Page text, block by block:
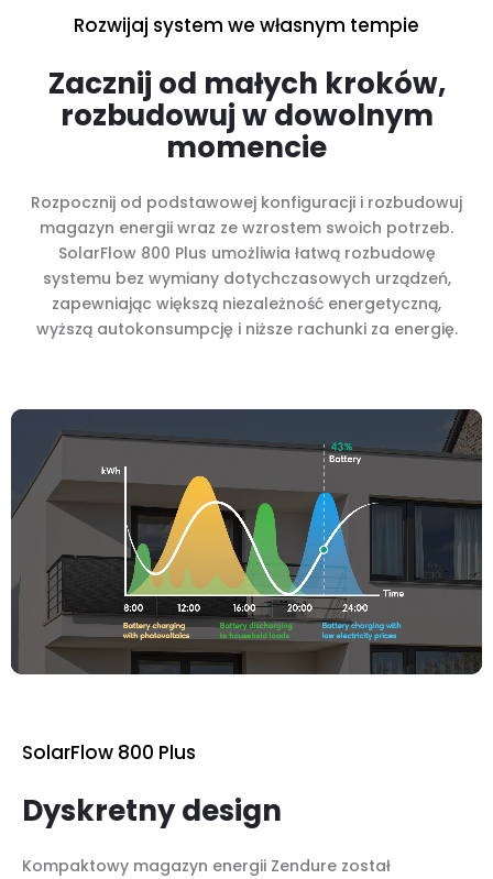
Rozwijaj system we własnym tempie
Zacznij od małych kroków,
rozbudowuj w dowolnym
momencie
Rozpocznij od podstawowej konfiguracji i rozbudowuj
magazyn energii wraz ze wzrostem swoich potrzeb.
SolarFlow 800 Plus umożliwia łatwą rozbudowę
systemu bez wymiany dotychczasowych urządzeń,
zapewniając większą niezależność energetyczną,
wyższą autokonsumpcję i niższe rachunki za energię.
SolarFlow 800 Plus
Dyskretny design
Kompaktowy magazyn energii Zendure został